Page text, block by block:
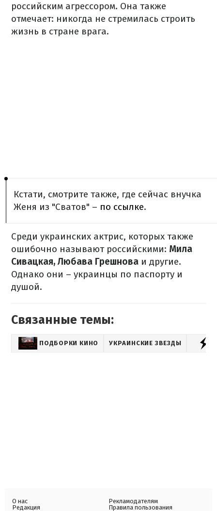
российским агрессором. Она также
отмечает: никогда не стремилась строить
жизнь в стране врага.
Кстати, смотрите также, где сейчас внучка
Женя из "Сватов" – по ссылке.
Среди украинских актрис, которых также
ошибочно называют российскими: Мила
Сивацкая, Любава Грешнова и другие.
Однако они – украинцы по паспорту и
душой.
Связанные темы:
ПОДБОРКИ КИНО УКРАИНСКИЕ ЗВЕЗДЫ
О нас
Редакция
Рекламодателям
Правила пользования